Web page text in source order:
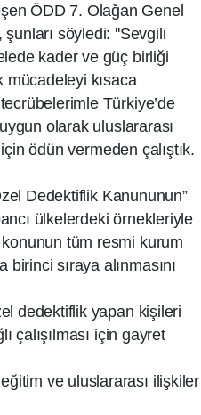
ÖDD 7. Olağan Genel
söyledi: ''Sevgili
kader ve güç birliği
mücadeleyi kısaca
Türkiye’de
olarak uluslararası
ödün vermeden çalıştık.
Dedektiflik Kanununun”
ülkelerdeki örnekleriyle
konunun tüm resmi kurum
sıraya alınmasını
dedektiflik yapan kişileri
çalışılması için gayret
ve uluslararası ilişkiler